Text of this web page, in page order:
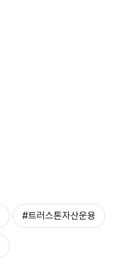
#트러스톤자산운용